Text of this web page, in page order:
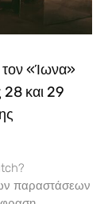
«Ίωνα»
28 και 29
παραστάσεων